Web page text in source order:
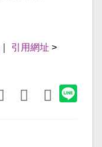
引用網址 >